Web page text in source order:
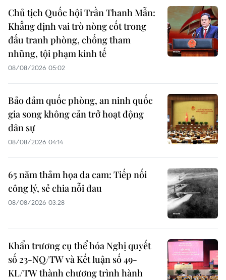
Chủ tịch Quốc hội Trần Thanh Mẫn:
Khẳng định vai trò nòng cốt trong
đấu tranh phòng, chống tham
nhũng, tội phạm kinh tế
08/08/2026 05:02
Bảo đảm quốc phòng, an ninh quốc
gia song không cản trở hoạt động
dân sự
08/08/2026 04:14
65 năm thảm họa da cam: Tiếp nối
công lý, sẻ chia nỗi đau
08/08/2026 03:28
Khẩn trương cụ thể hóa Nghị quyết
số 23-NQ/TW và Kết luận số 49-
KL/TW thành chương trình hành